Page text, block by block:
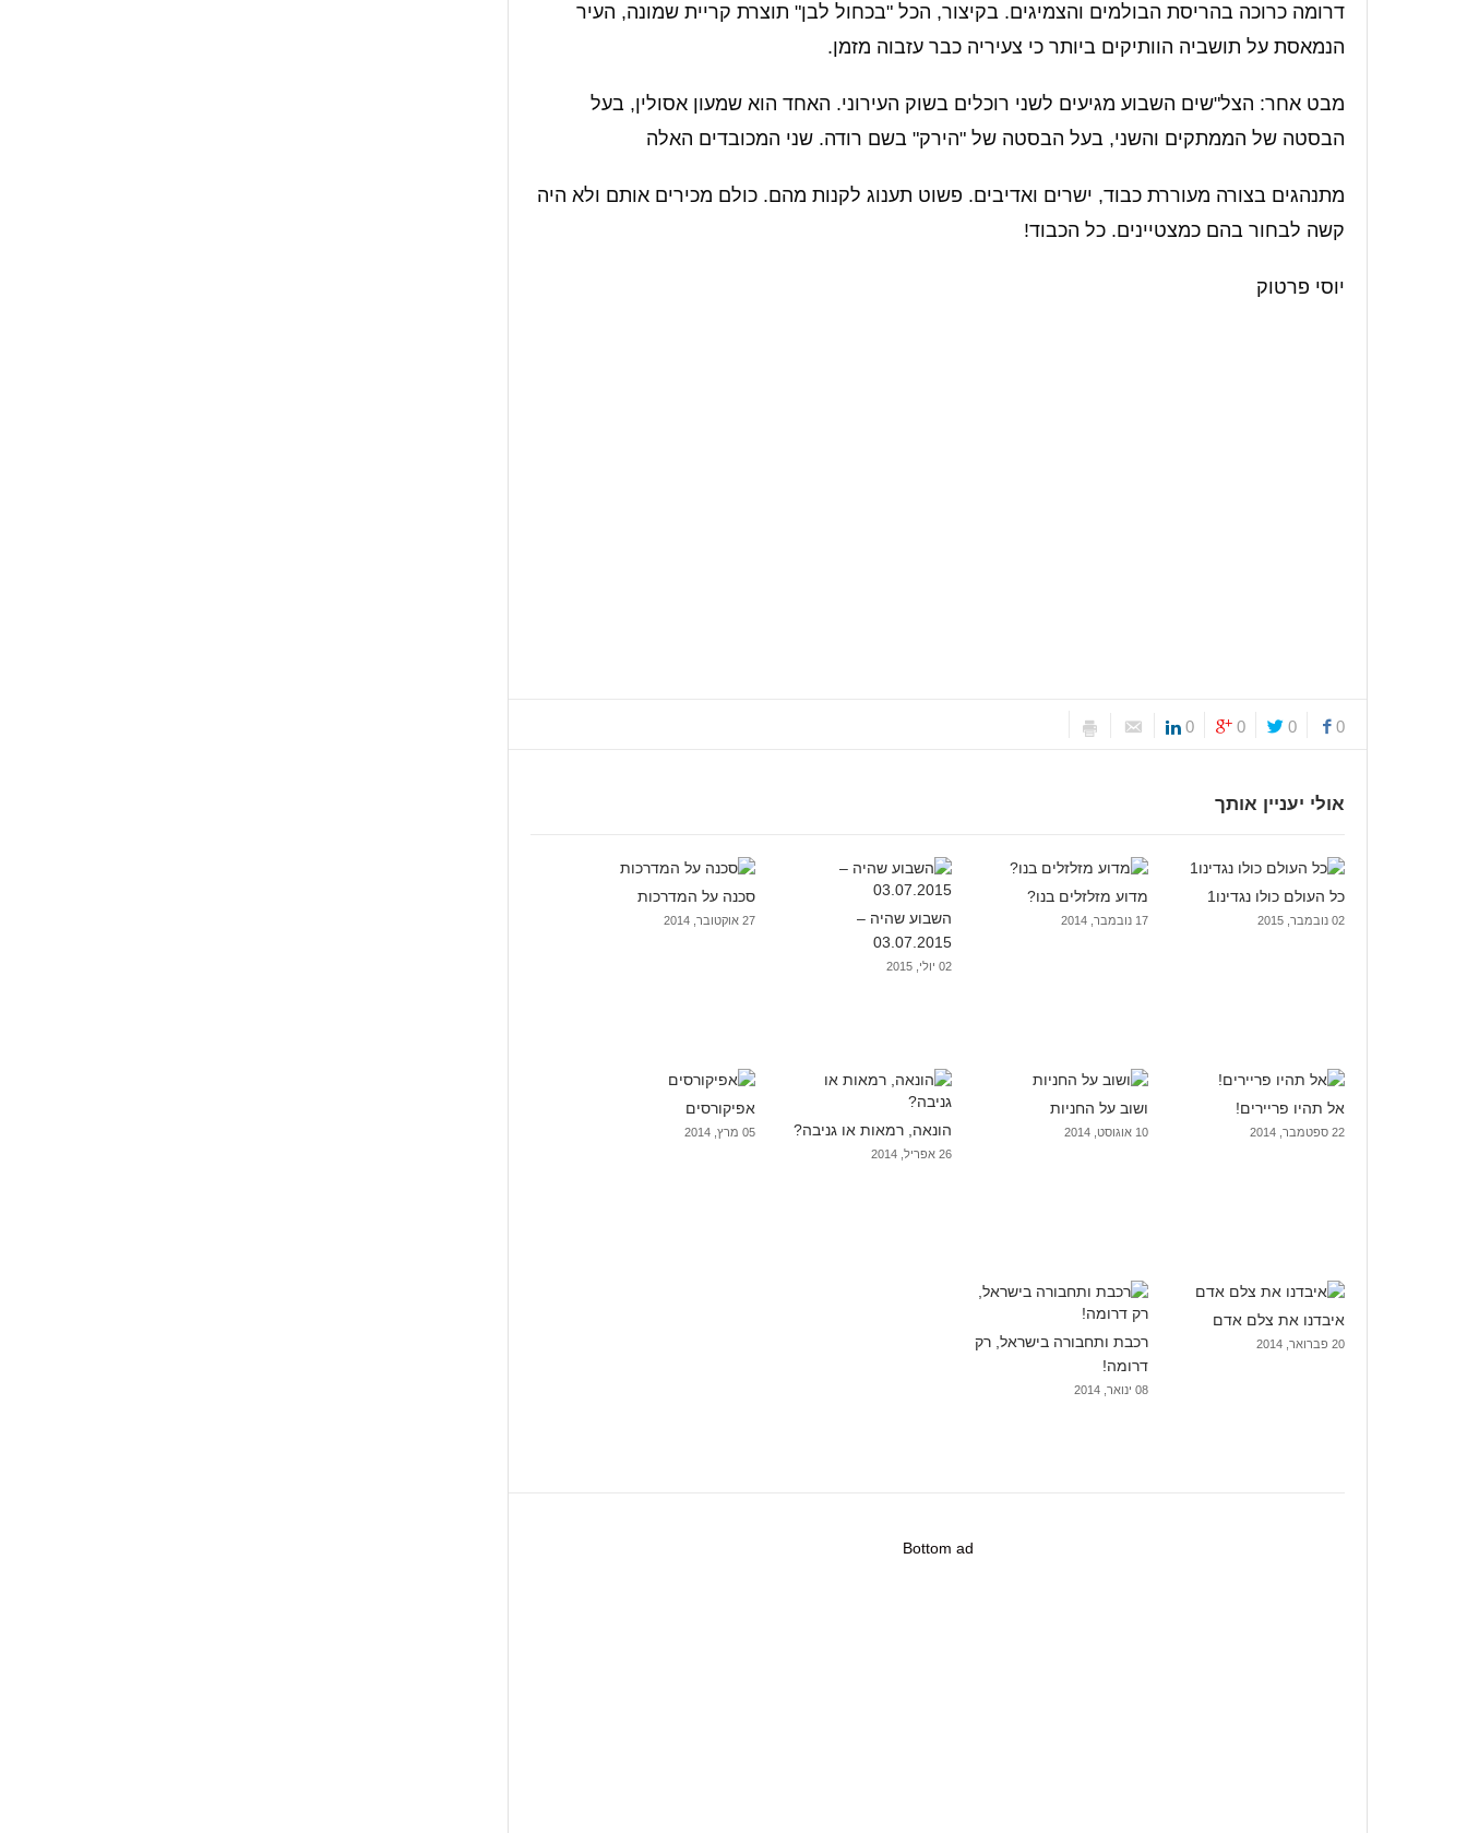
דרומה כרוכה בהריסת הבולמים והצמיגים. בקיצור, הכל "בכחול לבן" תוצרת קריית שמונה, העיר
הנמאסת על תושביה הוותיקים ביותר כי צעיריה כבר עזבוה מזמן.
מבט אחר: הצל"שים השבוע מגיעים לשני רוכלים בשוק העירוני. האחד הוא שמעון אסולין, בעל
הבסטה של הממתקים והשני, בעל הבסטה של "הירק" בשם רודה. שני המכובדים האלה
מתנהגים בצורה מעוררת כבוד, ישרים ואדיבים. פשוט תענוג לקנות מהם. כולם מכירים אותם ולא היה
קשה לבחור בהם כמצטיינים. כל הכבוד!
יוסי פרטוק
0
0
0
0
אולי יעניין אותך
כל העולם כולו נגדינו1
02 נובמבר, 2015
מדוע מזלזלים בנו?
17 נובמבר, 2014
השבוע שהיה –
03.07.2015
02 יולי, 2015
סכנה על המדרכות
27 אוקטובר, 2014
אל תהיו פריירים!
22 ספטמבר, 2014
ושוב על החניות
10 אוגוסט, 2014 הונאה, רמאות או גניבה?
26 אפריל, 2014
אפיקורסים
05 מרץ, 2014
איבדנו את צלם אדם
20 פברואר, 2014
רכבת ותחבורה בישראל, רק
דרומה!
08 ינואר, 2014
Bottom ad